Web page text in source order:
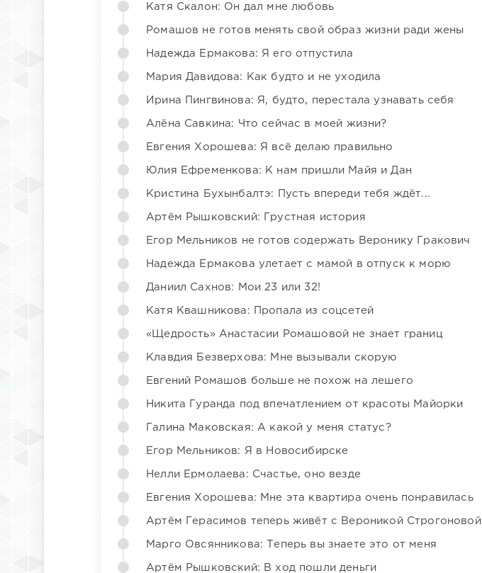
Катя Скалон: Он дал мне любовь
Ромашов не готов менять свой образ жизни ради жены
Надежда Ермакова: Я его отпустила
Мария Давидова: Как будто и не уходила
Ирина Пингвинова: Я, будто, перестала узнавать себя
Алёна Савкина: Что сейчас в моей жизни?
Евгения Хорошева: Я всё делаю правильно
Юлия Ефременкова: К нам пришли Майя и Дан
Кристина Бухынбалтэ: Пусть впереди тебя ждёт...
Артём Рышковский: Грустная история
Егор Мельников не готов содержать Веронику Гракович
Надежда Ермакова улетает с мамой в отпуск к морю
Даниил Сахнов: Мои 23 или 32!
Катя Квашникова: Пропала из соцсетей
«Щедрость» Анастасии Ромашовой не знает границ
Клавдия Безверхова: Мне вызывали скорую
Евгений Ромашов больше не похож на лешего
Никита Гуранда под впечатлением от красоты Майорки
Галина Маковская: А какой у меня статус?
Егор Мельников: Я в Новосибирске
Нелли Ермолаева: Счастье, оно везде
Евгения Хорошева: Мне эта квартира очень понравилась
Артём Герасимов теперь живёт с Вероникой Строгоновой
Марго Овсянникова: Теперь вы знаете это от меня
Артём Рышковский: В ход пошли деньги